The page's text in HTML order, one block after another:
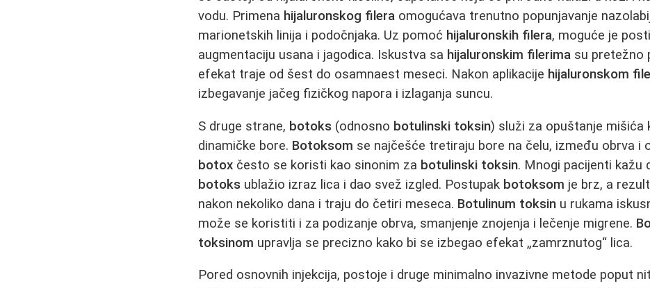
vodu. Primena hijaluronskog filera omogućava trenutno popunjavanje
marionetskih linija i podočnjaka. Uz pomoć hijaluronskih filera, moguće je
augmentaciju usana i jagodica. Iskustva sa hijaluronskim filerima su pretežno
efekat traje od šest do osamnaest meseci. Nakon aplikacije hijaluronskom
izbegavanje jačeg fizičkog napora i izlaganja suncu.
S druge strane, botoks (odnosno botulinski toksin) služi za opuštanje mišića
dinamičke bore. Botoksom se najčešće tretiraju bore na čelu, između obrva i
botox često se koristi kao sinonim za botulinski toksin. Mnogi pacijenti kažu
botoks ublažio izraz lica i dao svež izgled. Postupak botoksom je brz, a
nakon nekoliko dana i traju do četiri meseca. Botulinum toksin u rukama
može se koristiti i za podizanje obrva, smanjenje znojenja i lečenje migrene.
toksinom upravlja se precizno kako bi se izbegao efekat „zamrznutog“ lica.
Pored osnovnih injekcija, postoje i druge minimalno invazivne metode poput